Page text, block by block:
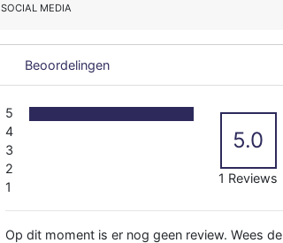
SOCIAL MEDIA
Beoordelingen
5
4
3
2
1
5.0
1 Reviews
Op dit moment is er nog geen review. Wees de